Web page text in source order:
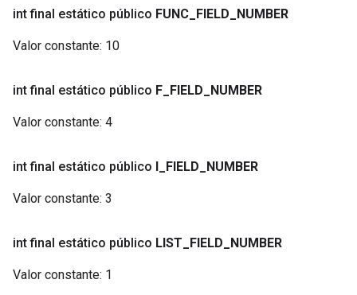
int final estático público FUNC FIELD NUMBER
Valor constante: 10
int final estático público F FIELD NUMBER
Valor constante: 4
int final estático público I FIELD NUMBER
Valor constante: 3
int final estático público LIST FIELD NUMBER
Valor constante: 1